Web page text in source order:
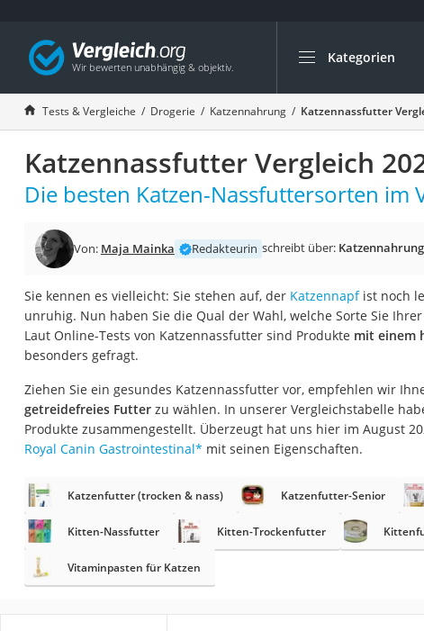
Kategorien
Die beliebtesten
Drogerie
Inhalator
Haarschneider
Rollator
Katzenklappe (Chip)
Masturbator
Massagepistole
Reisehaartrockner
Eiweißpulver
Magnesiumpräparat
Nackenmassagegerät
Zeckenschutz Katze
Tests & Vergleiche Drogerie Katzennahrung Katzennassfutter
Katzennassfutter Vergleich
Die besten Katzen-Nassfuttersorten im
Von: Maja Mainka Redakteurin schreibt über: Katzennahrung
Sie kennen es vielleicht: Sie stehen auf, der Katzennapfist noch
unruhig. Nun haben Sie die Qual der Wahl, welche Sorte Sie
Laut Online-Tests von Katzennassfutter sind Produkte mit einem
besonders gefragt.
Ziehen Sie ein gesundes Katzennassfutter vor, empfehlen wir
getreidefreies Futterzu wählen. In unserer Vergleichstabelle
Produkte zusammengestellt. Überzeugt hat uns hier im August
Royal Canin Gastrointestinal* mit seinen Eigenschaften.
Katzenfutter (trocken & nass) Katzenfutter-Senior
Kitten-Nassfutter Kitten-Trockenfutter
Vitaminpasten für Katzen